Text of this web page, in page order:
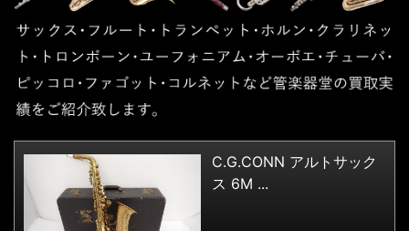
C.G.CONN アルトサック
ス 6M ...